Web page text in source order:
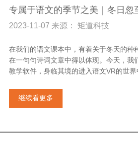
专属于语文的季节之美｜冬日忽
2023-11-07 来源： 矩道科技
在我们的语文课本中，有着关于冬天的种
在一句句诗词文章中得以体现。今天，我
教学软件，身临其境的进入语文VR的世界
继续看更多